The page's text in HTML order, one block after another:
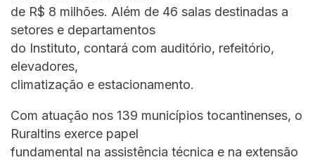
de R$ 8 milhões. Além de 46 salas destinadas a
setores e departamentos
do Instituto, contará com auditório, refeitório,
elevadores,
climatização e estacionamento.
Com atuação nos 139 municípios tocantinenses, o
Ruraltins exerce papel
fundamental na assistência técnica e na extensão